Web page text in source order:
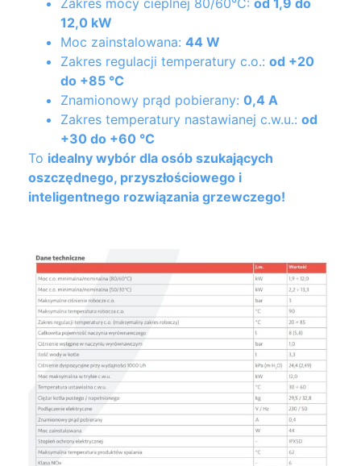
Zakres mocy cieplnej 80/60°C: od 1,9 do
12,0 kW
Moc zainstalowana: 44 W
Zakres regulacji temperatury c.o.: od +20
do +85 °C
Znamionowy prąd pobierany: 0,4 A
Zakres temperatury nastawianej c.w.u.: od
+30 do +60 °C
To idealny wybór dla osób szukających
oszczędnego, przyszłościowego i
inteligentnego rozwiązania grzewczego!